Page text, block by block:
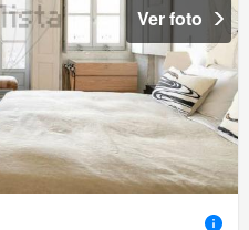
Ver foto